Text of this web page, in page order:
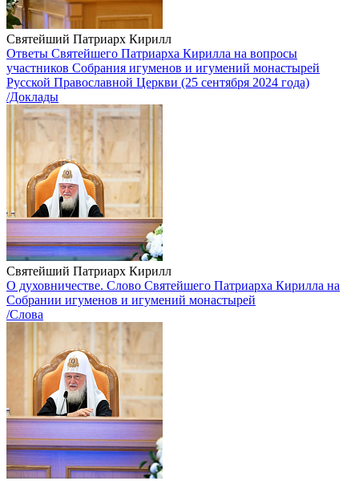
Святейший Патриарх Кирилл
Ответы Святейшего Патриарха Кирилла на вопросы
участников Собрания игуменов и игумений монастырей
Русской Православной Церкви (25 сентября 2024 года)
/Доклады
Святейший Патриарх Кирилл
О духовничестве. Слово Святейшего Патриарха Кирилла на
Собрании игуменов и игумений монастырей
/Слова